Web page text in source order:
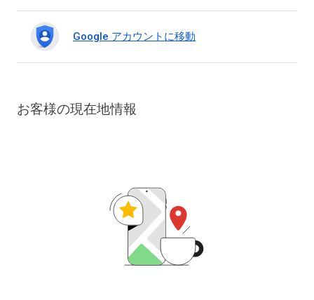
Google アカウントに移動
お客様の現在地情報